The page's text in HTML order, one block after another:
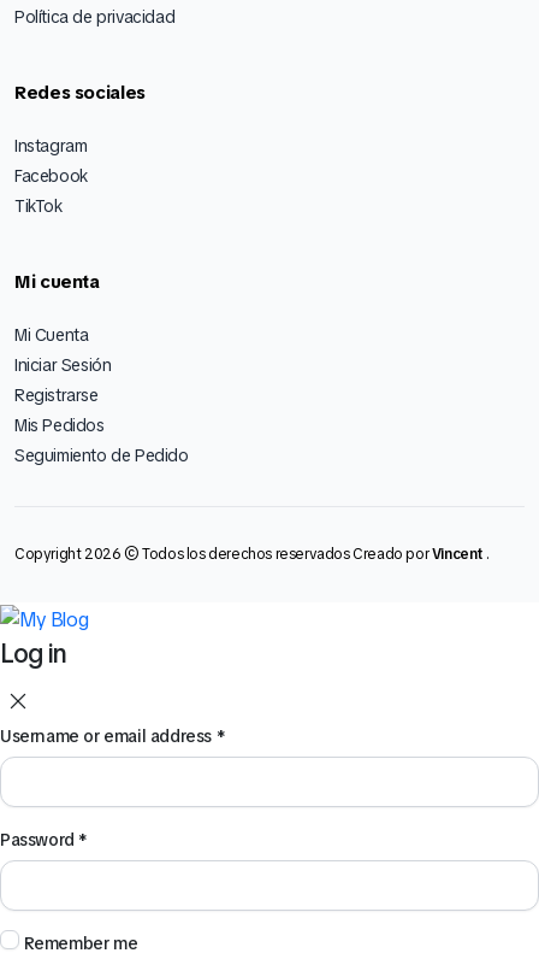
Política de privacidad
Redes sociales
Instagram
Facebook
TikTok
Mi cuenta
Mi Cuenta
Iniciar Sesión
Registrarse
Mis Pedidos
Seguimiento de Pedido
Copyright 2026 © Todos los derechos reservados Creado porVincent .
Log in
Username or email address *
Password *
Remember me